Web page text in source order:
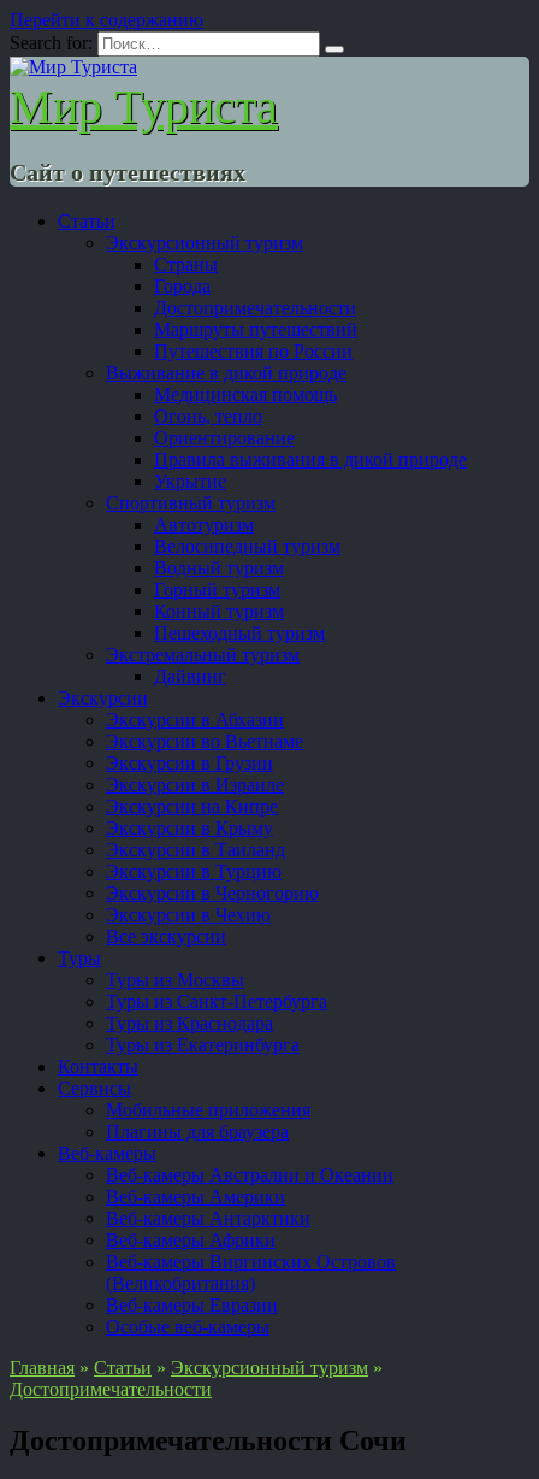
Перейти к содержанию
Search for:
Мир Туриста
Сайт о путешествиях
Статьи
Экскурсионный туризм
Страны
Города
Достопримечательности
Маршруты путешествий
Путешествия по России
Выживание в дикой природе
Медицинская помощь
Огонь, тепло
Ориентирование
Правила выживания в дикой природе
Укрытие
Спортивный туризм
Автотуризм
Велосипедный туризм
Водный туризм
Горный туризм
Конный туризм
Пешеходный туризм
Экстремальный туризм
Дайвинг
Экскурсии
Экскурсии в Абхазии
Экскурсии во Вьетнаме
Экскурсии в Грузии
Экскурсии в Израиле
Экскурсии на Кипре
Экскурсии в Крыму
Экскурсии в Таиланд
Экскурсии в Турцию
Экскурсии в Черногорию
Экскурсии в Чехию
Все экскурсии
Туры
Туры из Москвы
Туры из Санкт-Петербурга
Туры из Краснодара
Туры из Екатеринбурга
Контакты
Сервисы
Мобильные приложения
Плагины для браузера
Веб-камеры
Веб-камеры Австралии и Океании
Веб-камеры Америки
Веб-камеры Антарктики
Веб-камеры Африки
Веб-камеры Виргинских Островов
(Великобритания)
Веб-камеры Евразии
Особые веб-камеры
Главная » Статьи » Экскурсионный туризм »
Достопримечательности
Достопримечательности Сочи